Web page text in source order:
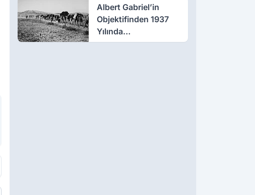
Albert Gabriel’in
Objektifinden 1937
Yılında
Afyonkarahisar